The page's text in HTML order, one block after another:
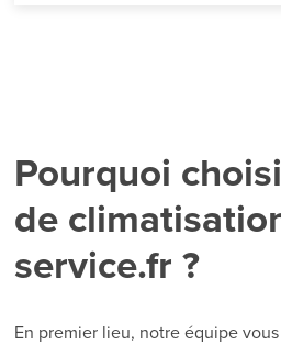
chaleur en hiver et de la fraîcheur
installer qu’une chaudière à gaz,
à long terme. En effet, une
des économies d’énergie à
un système écologique et
Pourquoi
de
service.fr ?
En premier lieu, notre équipe